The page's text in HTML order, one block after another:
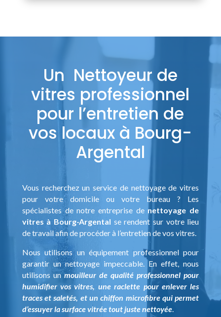
Un Nettoyeur de
vitres professionnel
pour l’entretien de
vos locaux à Bourg-
Argental
Vous recherchez un service de nettoyage de vitres
pour votre domicile ou votre bureau ? Les
spécialistes de notre entreprise de nettoyage de
vitres à Bourg-Argental se rendent sur votre lieu
de travail afin de procéder à l’entretien de vos vitres.
Nous utilisons un équipement professionnel pour
garantir un nettoyage impeccable. En effet, nous
utilisons unmouilleur de qualité professionnel pour
humidifier vos vitres, une raclette pour enlever les
traces et saletés, et un chiffon microfibre qui permet
d’essuyer la surface vitrée tout juste nettoyée.